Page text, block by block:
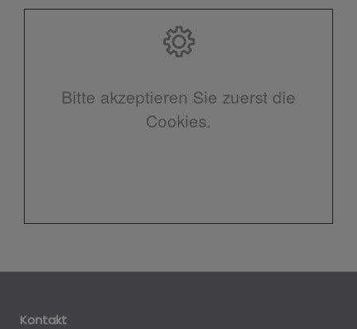
Bitte akzeptieren Sie zuerst die
Cookies.
Kontakt